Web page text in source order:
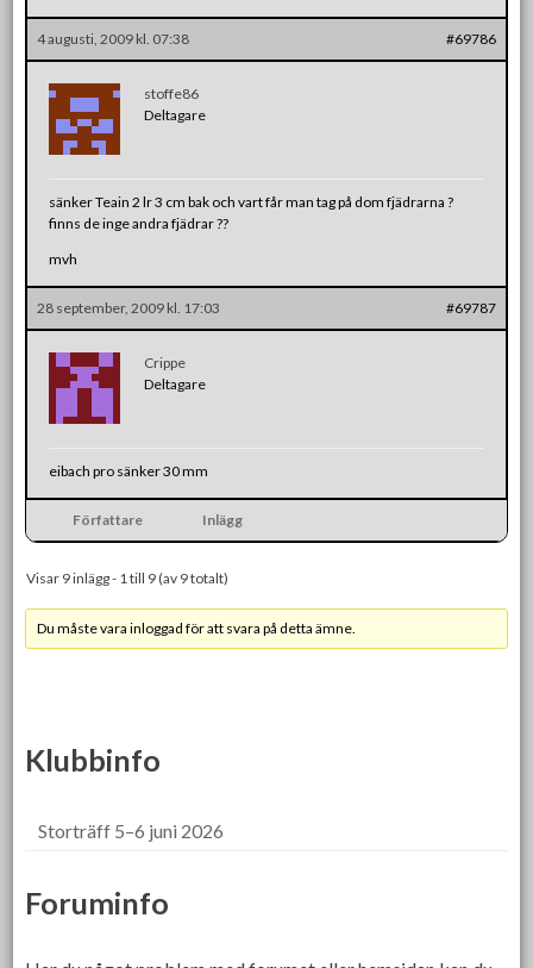
4 augusti, 2009 kl. 07:38 #69786
stoffe86
Deltagare
sänker Teain 2 lr 3 cm bak och vart får man tag på dom fjädrarna ?
finns de inge andra fjädrar ??
mvh
28 september, 2009 kl. 17:03 #69787
Crippe
Deltagare
eibach pro sänker 30 mm
Författare Inlägg
Visar 9 inlägg - 1 till 9 (av 9 totalt)
Du måste vara inloggad för att svara på detta ämne.
Klubbinfo
Storträff 5–6 juni 2026
Foruminfo